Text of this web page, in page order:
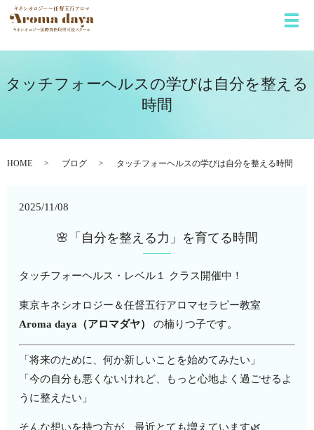
メ
タッチフォーヘルスの学びは自分を整える
時間
HOME ブログ タッチフォーヘルスの学びは自分を整える時間
2025/11/08
🌸「自分を整える力」を育てる時間
タッチフォーヘルス・レベル１ クラス開催中！
東京キネシオロジー＆任督五行アロマセラピー教室
Aroma daya（アロマダヤ）
の楠りつ子です。
「将来のために、何か新しいことを始めてみたい」
「今の自分も悪くないけれど、もっと心地よく過ごせるよ
うに整えたい」
そんな想いを持つ方が、最近とても増えています🌿